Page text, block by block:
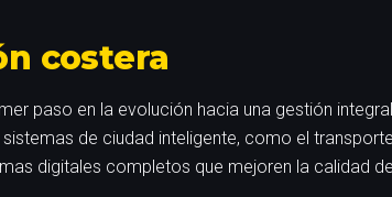
costera
paso en la evolución hacia una gestión
de ciudad inteligente, como el
digitales completos que mejoren la calidad